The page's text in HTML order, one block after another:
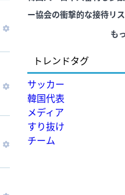
ー協会の衝撃的な接待リ
→「日本人審判の名前が
も
トレンドタグ
サッカー
韓国代表
メディア
すり抜け
チーム